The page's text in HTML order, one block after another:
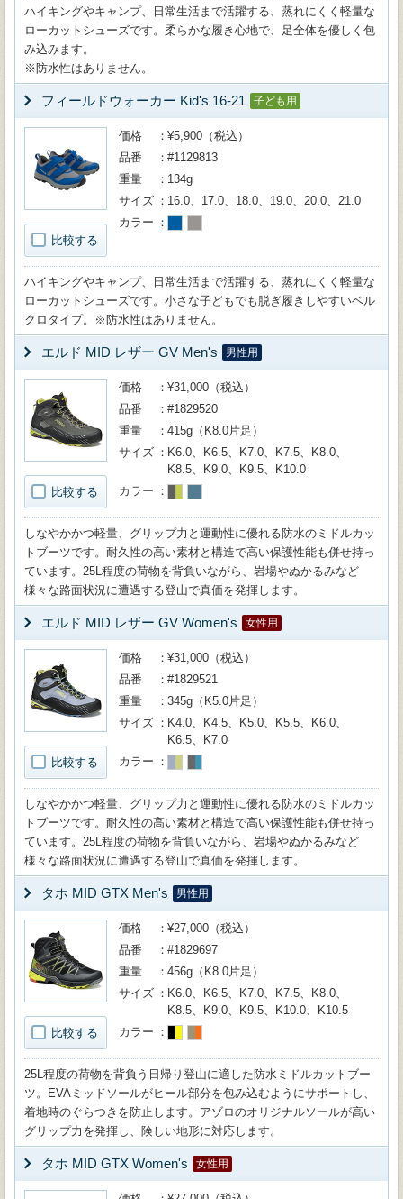
ハイキングやキャンプ、日常生活まで活躍する、蒸れにくく軽量な
ローカットシューズです。柔らかな履き心地で、足全体を優しく包
み込みます。
※防水性はありません。
フィールドウォーカー Kid's 16-21 子ども用
比較する
価格
¥5,900（税込）
品番
#1129813
重量
134g
サイズ
16.0、17.0、18.0、19.0、20.0、21.0
カラー
ハイキングやキャンプ、日常生活まで活躍する、蒸れにくく軽量な
ローカットシューズです。小さな子どもでも脱ぎ履きしやすいベル
クロタイプ。※防水性はありません。
エルド MID レザー GV Men's 男性用
比較する
価格
¥31,000（税込）
品番
#1829520
重量
415g（K8.0片足）
サイズ
K6.0、K6.5、K7.0、K7.5、K8.0、
K8.5、K9.0、K9.5、K10.0
カラー
しなやかかつ軽量、グリップ力と運動性に優れる防水のミドルカッ
トブーツです。耐久性の高い素材と構造で高い保護性能も併せ持っ
ています。25L程度の荷物を背負いながら、岩場やぬかるみなど
様々な路面状況に遭遇する登山で真価を発揮します。
エルド MID レザー GV Women's 女性用
比較する
価格
¥31,000（税込）
品番
#1829521
重量
345g（K5.0片足）
サイズ
K4.0、K4.5、K5.0、K5.5、K6.0、
K6.5、K7.0
カラー
しなやかかつ軽量、グリップ力と運動性に優れる防水のミドルカッ
トブーツです。耐久性の高い素材と構造で高い保護性能も併せ持っ
ています。25L程度の荷物を背負いながら、岩場やぬかるみなど
様々な路面状況に遭遇する登山で真価を発揮します。
タホ MID GTX Men's 男性用
比較する
価格
¥27,000（税込）
品番
#1829697
重量
456g（K8.0片足）
サイズ
K6.0、K6.5、K7.0、K7.5、K8.0、
K8.5、K9.0、K9.5、K10.0、K10.5
カラー
25L程度の荷物を背負う日帰り登山に適した防水ミドルカットブー
ツ。EVAミッドソールがヒール部分を包み込むようにサポートし、
着地時のぐらつきを防止します。アゾロのオリジナルソールが高い
グリップ力を発揮し、険しい地形に対応します。
タホ MID GTX Women's 女性用